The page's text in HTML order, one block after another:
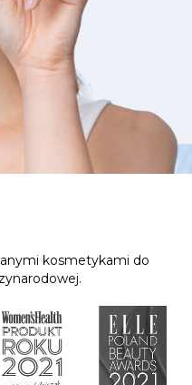
kosmetykami do